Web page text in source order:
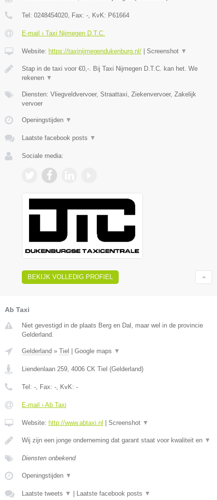
Tel: 0248454020, Fax: -, KvK: P61664
E-mail › Taxi Nijmegen D.T.C.
Website: https://taxinijmegendukenburg.nl/ Screenshot ▼
Stap in de taxi voor €0,-. Bij Taxi Nijmegen D.T.C. kan het. We
rekenen ▼
Diensten: Vliegveldvervoer, Straattaxi, Ziekenvervoer, Zakelijk
vervoer
Openingstijden ▼
Laatste facebook posts ▼
Sociale media:
BEKIJK VOLLEDIG PROFIEL
Ab Taxi
Niet gevestigd in de plaats Berg en Dal, maar wel in de provincie
Gelderland.
Gelderland » Tiel Google maps ▼
Liendenlaan 259 4006 CK Tiel (Gelderland)
Tel: - , Fax: - , KvK: -
E-mail › Ab Taxi
Website: http://www.abtaxi.nl Screenshot ▼
Wij zijn een jonge onderneming dat garant staat voor kwaliteit en ▼
Diensten onbekend
Openingstijden ▼
Laatste tweets ▼ Laatste facebook posts ▼